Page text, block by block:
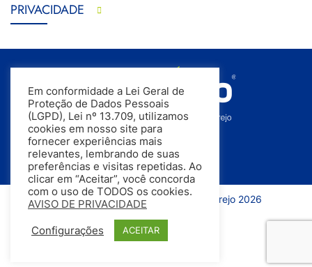
PRIVACIDADE
Todos os direitos reservados | InfoVarejo 2026
Em conformidade a Lei Geral de
Proteção de Dados Pessoais
(LGPD), Lei nº 13.709, utilizamos
cookies em nosso site para
fornecer experiências mais
relevantes, lembrando de suas
preferências e visitas repetidas. Ao
clicar em “Aceitar”, você concorda
com o uso de TODOS os cookies.
AVISO DE PRIVACIDADE
Configurações ACEITAR